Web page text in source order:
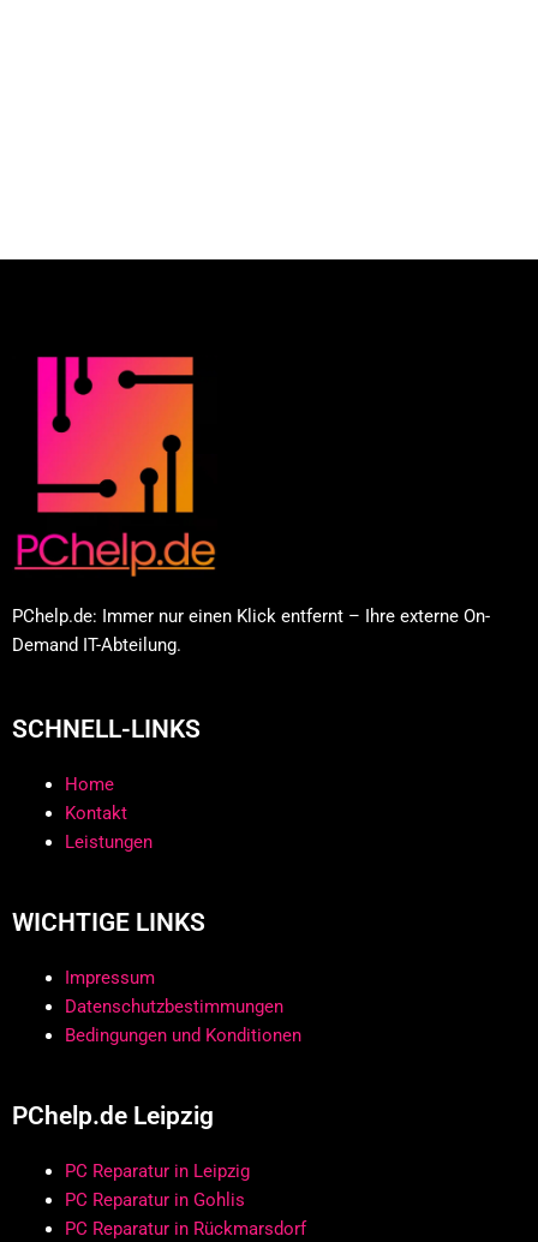
PChelp.de: Immer nur einen Klick entfernt – Ihre externe On-
Demand IT-Abteilung.
SCHNELL-LINKS
Home
Kontakt
Leistungen
WICHTIGE LINKS
Impressum
Datenschutzbestimmungen
Bedingungen und Konditionen
PChelp.de Leipzig
PC Reparatur in Leipzig
PC Reparatur in Gohlis
PC Reparatur in Rückmarsdorf